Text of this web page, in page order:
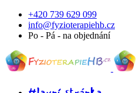
+420 739 629 099
info@fyzioterapiehb.cz
Po - Pá - na objednání